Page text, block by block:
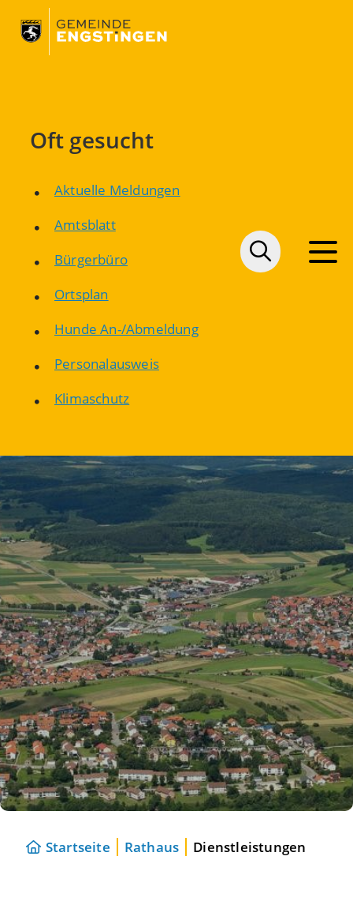
Oft gesucht
Aktuelle Meldungen
Amtsblatt
Bürgerbüro
Ortsplan
Hunde An-/Abmeldung
Personalausweis
Klimaschutz
Startseite Rathaus Dienstleistungen